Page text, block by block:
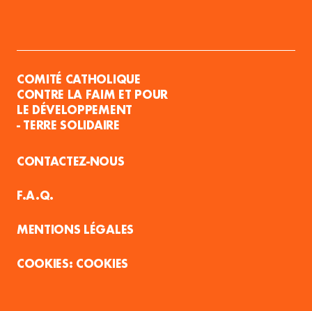
COMITÉ CATHOLIQUE
CONTRE LA FAIM ET POUR
LE DÉVELOPPEMENT
- TERRE SOLIDAIRE
CONTACTEZ-NOUS
F.A.Q.
MENTIONS LÉGALES
COOKIES